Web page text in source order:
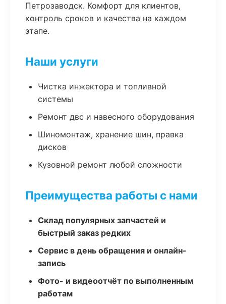
Петрозаводск. Комфорт для клиентов,
контроль сроков и качества на каждом
этапе.
Наши услуги
Чистка инжектора и топливной
системы
Ремонт двс и навесного оборудования
Шиномонтаж, хранение шин, правка
дисков
Кузовной ремонт любой сложности
Преимущества работы с нами
Склад популярных запчастей и
быстрый заказ редких
Сервис в день обращения и онлайн-
запись
Фото- и видеоотчёт по выполненным
работам